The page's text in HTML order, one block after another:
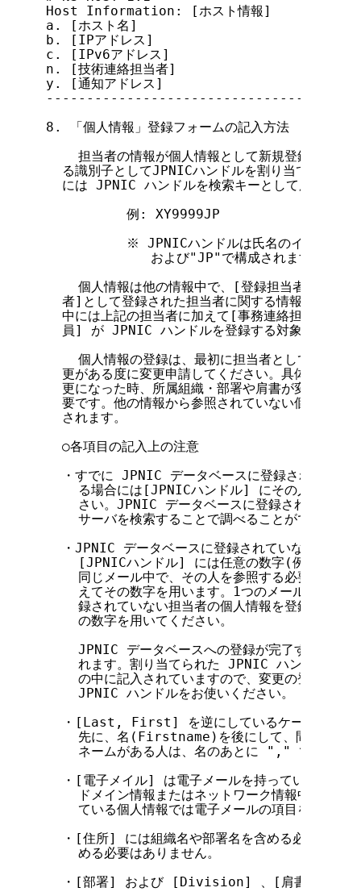
Host Information: [ホスト情報]
a. [ホスト名]
b. [IPアドレス]
c. [IPv6アドレス]
n. [技術連絡担当者]
y. [通知アドレス]
8. 「個人情報」登録フォームの記入方法
担当者の情報が個人情報として新規登録される
る識別子としてJPNICハンドルを割り当てます。
には JPNIC ハンドルを検索キーとして用います
          例: XY9999JP
※ JPNICハンドルは氏名のイニシャル
             および"JP"で構成されます。
個人情報は他の情報中で、[登録担当者]、[運
者]として登録された担当者に関する情報です。
中には上記の担当者に加えて[事務連絡担当者]
員] が JPNIC ハンドルを登録する対象として存
個人情報の登録は、最初に担当者として登録す
更がある度に変更申請してください。具体的には
更になった時、所属組織・部署や肩書が変更にな
要です。他の情報から参照されていない個人情報
  されます。
  ○各項目の記入上の注意
・すでに JPNIC データベースに登録されている
る場合には[JPNICハンドル] にその人の
さい。JPNIC データベースに登録されている
    サーバを検索することで調べることができます。
・JPNIC データベースに登録されていない担当者
[JPNICハンドル] には任意の数字(例: "1",
同じメール中で、その人を参照する必要がある
えてその数字を用います。1つのメールで複数
録されていない担当者の個人情報を登録する場
    の数字を用いてください。
JPNIC データベースへの登録が完了すると、
れます。割り当てられた JPNIC ハンドルは、
の中に記入されていますので、変更の登録の際
    JPNIC ハンドルをお使いください。
・[Last, First] を逆にしているケースが目
先に、名(Firstname)を後にして、間を ","
ネームがある人は、名のあとに "," で区切ら
・[電子メイル] は電子メールを持っていない場合
ドメイン情報またはネットワーク情報中で技術
ている個人情報では電子メールの項目を省略す
・[住所] には組織名や部署名を含める必要はな
    める必要はありません。
・[部署] および [Division] 、[肩書] およ